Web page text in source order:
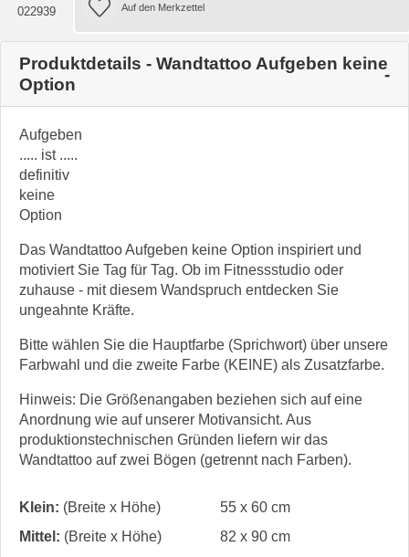
022939
Produktdetails - Wandtattoo Aufgeben keine
Option
Aufgeben
..... ist .....
definitiv
keine
Option
Das Wandtattoo Aufgeben keine Option inspiriert und
motiviert Sie Tag für Tag. Ob im Fitnessstudio oder
zuhause - mit diesem Wandspruch entdecken Sie
ungeahnte Kräfte.
Bitte wählen Sie die Hauptfarbe (Sprichwort) über unsere
Farbwahl und die zweite Farbe (KEINE) als Zusatzfarbe.
Hinweis: Die Größenangaben beziehen sich auf eine
Anordnung wie auf unserer Motivansicht. Aus
produktionstechnischen Gründen liefern wir das
Wandtattoo auf zwei Bögen (getrennt nach Farben).
Klein: (Breite x Höhe)
55 x 60 cm
Mittel: (Breite x Höhe)
82 x 90 cm